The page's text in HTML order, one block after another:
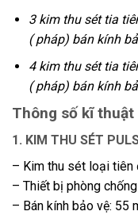
3 kim thu sét tia
( pháp) bán kính
4 kim thu sét tia
( pháp) bán kính
Thông số kĩ thuật
1. KIM THU SÉT
– Kim thu sét loại tiên
– Thiết bị phòng
– Bán kính bảo vệ: 55